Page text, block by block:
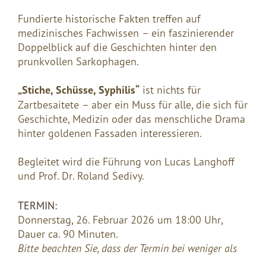
Fundierte historische Fakten treffen auf
medizinisches Fachwissen – ein faszinierender
Doppelblick auf die Geschichten hinter den
prunkvollen Sarkophagen.
„Stiche, Schüsse, Syphilis“ ist nichts für
Zartbesaitete – aber ein Muss für alle, die sich für
Geschichte, Medizin oder das menschliche Drama
hinter goldenen Fassaden interessieren.
Begleitet wird die Führung von Lucas Langhoff
und Prof. Dr. Roland Sedivy.
TERMIN:
Donnerstag, 26. Februar 2026 um 18:00 Uhr,
Dauer ca. 90 Minuten.
Bitte beachten Sie, dass der Termin bei weniger als